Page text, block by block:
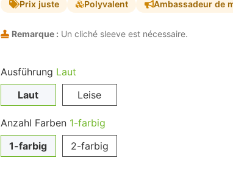
Prix juste Polyvalent Ambassadeur de
Remarque : Un cliché sleeve est nécessaire.
Ausführung Laut
Laut
Leise
Anzahl Farben 1-farbig
1-farbig
2-farbig